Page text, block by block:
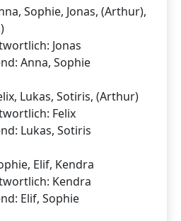
Sophie, Jonas, (Arthur),
Jonas
Anna, Sophie
Lukas, Sotiris, (Arthur)
Felix
Lukas, Sotiris
Elif, Kendra
Kendra
Elif, Sophie